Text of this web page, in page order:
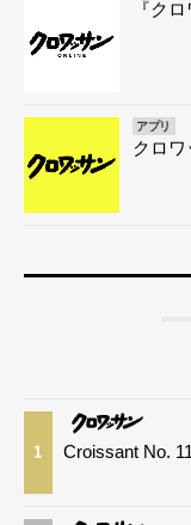
『ク
アプリ
クロワ
1 Croissant No.